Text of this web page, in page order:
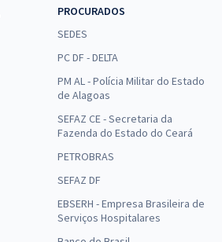
PROCURADOS
SEDES
PC DF - DELTA
PM AL - Polícia Militar do Estado
de Alagoas
SEFAZ CE - Secretaria da
Fazenda do Estado do Ceará
PETROBRAS
SEFAZ DF
EBSERH - Empresa Brasileira de
Serviços Hospitalares